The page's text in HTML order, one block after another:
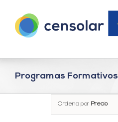
contenido
Programas Formativos
Ordena por Precio